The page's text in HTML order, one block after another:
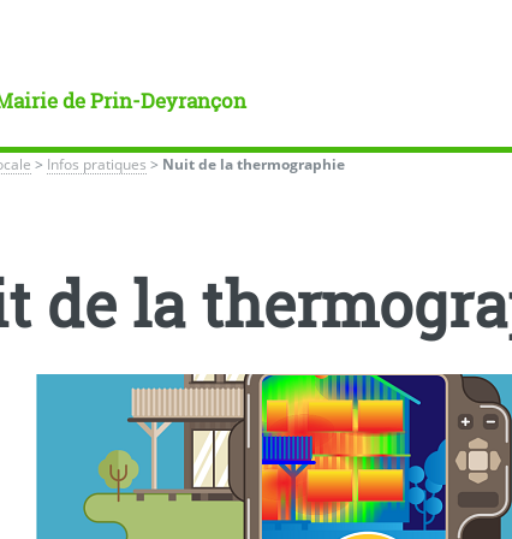
de Prin-Deyrançon
> Infos pratiques > Nuit de la thermographie
de la